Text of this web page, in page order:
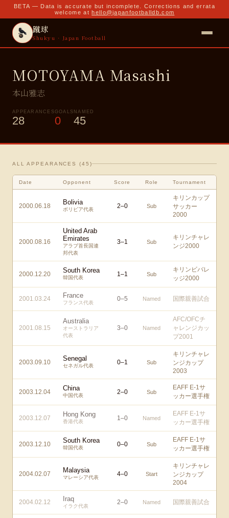
BETA — Data is accurate but incomplete. Corrections and errata
welcome at hello@japanfootballdb.com
蹴球
Shukyu · Japan Football
MOTOYAMA Masashi
本山雅志
APPEARANCES
28
GOALS
0
NAMED
45
ALL APPEARANCES (45 )
Date Opponent Score Role Tournament
2000.06.18 Bolivia
ボリビア代表 2–0 Sub
キリンカップ
サッカー
2000
2000.08.16
United Arab
Emirates
アラブ首長国連
邦代表
3–1 Sub
キリンチャレ
ンジ2000
2000.12.20 South Korea
韓国代表 1–1 Sub
キリンビバレ
ッジ2000
2001.03.24 France
フランス代表
0–5 Named 国際親善試合
2001.08.15
Australia
オーストラリア
代表
3–0 Named
AFC/OFCチ
ャレンジカッ
プ2001
2003.09.10 Senegal
セネガル代表 0–1 Sub
キリンチャレ
ンジカップ
2003
2003.12.04 China
中国代表 2–0 Sub
EAFF E-1サ
ッカー選手権
2003.12.07 Hong Kong
香港代表 1–0 Named
EAFF E-1サ
ッカー選手権
2003.12.10 South Korea
韓国代表 0–0 Sub
EAFF E-1サ
ッカー選手権
2004.02.07 Malaysia
マレーシア代表 4–0 Start
キリンチャレ
ンジカップ
2004
2004.02.12 Iraq
イラク代表
2–0 Named 国際親善試合